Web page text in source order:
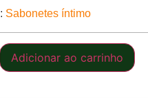
Sabonetes íntimo
Adicionar ao carrinho